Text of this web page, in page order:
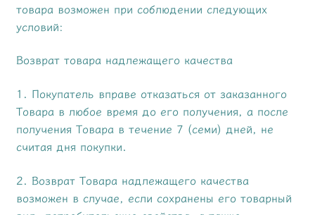
товара возможен при соблюдении следующих
условий:
Возврат товара надлежащего качества
1. Покупатель вправе отказаться от заказанного
Товара в любое время до его получения, а после
получения Товара в течение 7 (семи) дней, не
считая дня покупки.
2. Возврат Товара надлежащего качества
возможен в случае, если сохранены его товарный